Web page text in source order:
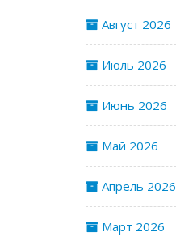
Август 2026
Июль 2026
Июнь 2026
Май 2026
Апрель 2026
Март 2026